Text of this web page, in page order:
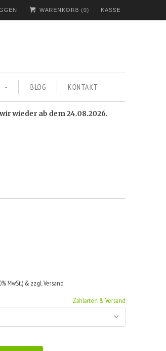
WARENKORB (0) KASSE
BLOG KONTAKT
wieder ab dem 24.08.2026.
MwSt.) & zzgl. Versand
Zahlarten & Versand